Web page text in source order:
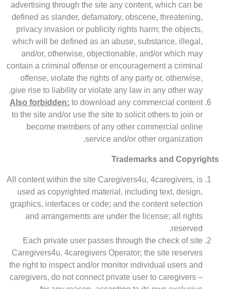
advertising through the site any content, which can be
defined as slander, defamatory, obscene, threatening,
privacy invasion or publicity rights harm; the objects,
which will be defined as an abuse, substance, illegal,
and/or, otherwise, objectionable, and/or which may
contain a criminal offense or encouragement a criminal
offense, violate the rights of any party or, otherwise,
give rise to liability or violate any law in any other way.
Also forbidden: to download any commercial content
to the site and/or use the site to solicit others to join or
become members of any other commercial online
service and/or other organization.
Trademarks and Copyrights
All content within the site Caregivers4u, 4caregivers, is
used as copyrighted material, including text, design,
graphics, interfaces or code; and the content selection
and arrangements are under the license; all rights
reserved.
Each private user passes through the check of site
Caregivers4u, 4caregivers Operator; the site reserves
the right to inspect and/or monitor individual users and
caregivers, do not connect private user to caregivers –